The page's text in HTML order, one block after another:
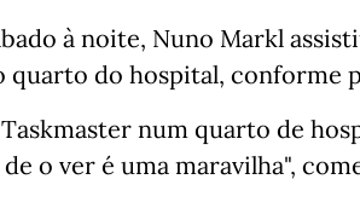
à noite, Nuno Markl
quarto do hospital, conforme
num quarto de
o ver é uma maravilha",